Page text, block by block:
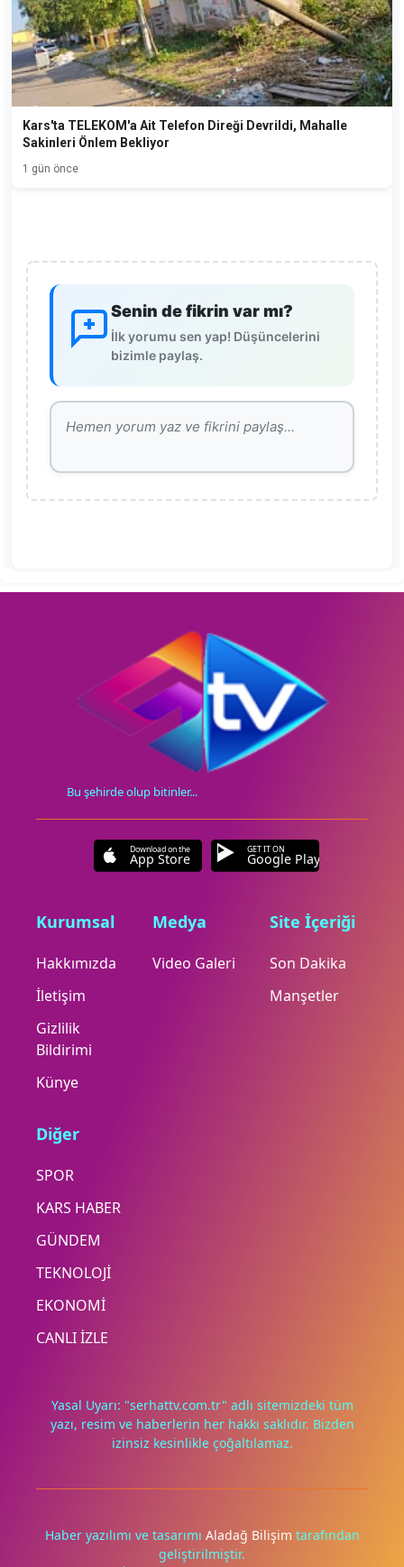
Deneyimini iyileştirmek ve içeriğimizi geliştirmek için çerezler
yalnızca onayınla.
Kars'ta TELEKOM'a Ait Telefon Direği Devrildi, Mahalle
Sakinleri Önlem Bekliyor
1 gün önce
Senin de fikrin var mı?
İlk yorumu sen yap! Düşüncelerini
bizimle paylaş.
Bu şehirde olup bitinler...
Download on the
App Store
GET IT ON
Google Play
Kurumsal
Hakkımızda
İletişim
Gizlilik
Bildirimi
Künye
Medya
Video Galeri
Site İçeriği
Son Dakika
Manşetler
Diğer
SPOR
KARS HABER
GÜNDEM
TEKNOLOJİ
EKONOMİ
CANLI İZLE
Yasal Uyarı: "serhattv.com.tr" adlı sitemizdeki tüm
yazı, resim ve haberlerin her hakkı saklıdır. Bizden
izinsiz kesinlikle çoğaltılamaz.
Haber yazılımı ve tasarımı Aladağ Bilişim tarafından
geliştirilmiştir.